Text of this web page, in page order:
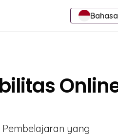
Pembelajaran yang